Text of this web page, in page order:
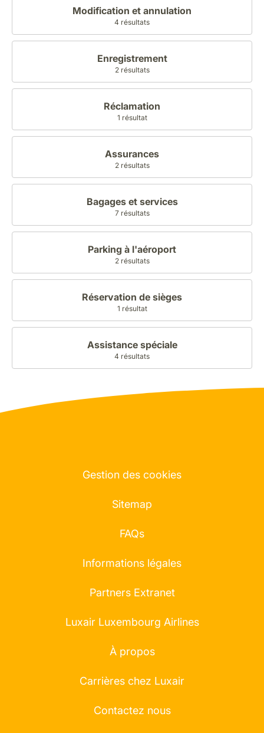
Modification et annulation
4 résultats
Enregistrement
2 résultats
Réclamation
1 résultat
Assurances
2 résultats
Bagages et services
7 résultats
Parking à l'aéroport
2 résultats
Réservation de sièges
1 résultat
Assistance spéciale
4 résultats
Gestion des cookies
Sitemap
FAQs
Informations légales
Partners Extranet
Luxair Luxembourg Airlines
À propos
Carrières chez Luxair
Contactez nous